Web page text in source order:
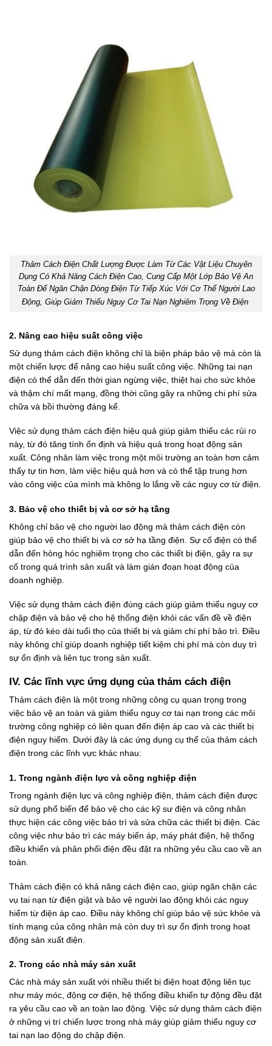
Thảm Cách Điện Chất Lượng Được Làm Từ Các Vật Liệu Chuyên
Dụng Có Khả Năng Cách Điện Cao, Cung Cấp Một Lớp Bảo Vệ An
Toàn Để Ngăn Chặn Dòng Điện Từ Tiếp Xúc Với Cơ Thể Người Lao
Động, Giúp Giảm Thiểu Nguy Cơ Tai Nạn Nghiêm Trọng Về Điện
2. Nâng cao hiệu suất công việc
Sử dụng thảm cách điện không chỉ là biện pháp bảo vệ mà còn là
một chiến lược để nâng cao hiệu suất công việc. Những tai nạn
điện có thể dẫn đến thời gian ngừng việc, thiệt hại cho sức khỏe
và thậm chí mất mạng, đồng thời cũng gây ra những chi phí sửa
chữa và bồi thường đáng kể.
Việc sử dụng thảm cách điện hiệu quả giúp giảm thiểu các rủi ro
này, từ đó tăng tính ổn định và hiệu quả trong hoạt động sản
xuất. Công nhân làm việc trong một môi trường an toàn hơn cảm
thấy tự tin hơn, làm việc hiệu quả hơn và có thể tập trung hơn
vào công việc của mình mà không lo lắng về các nguy cơ từ điện.
3. Bảo vệ cho thiết bị và cơ sở hạ tầng
Không chỉ bảo vệ cho người lao động mà thảm cách điện còn
giúp bảo vệ cho thiết bị và cơ sở hạ tầng điện. Sự cố điện có thể
dẫn đến hỏng hóc nghiêm trọng cho các thiết bị điện, gây ra sự
cố trong quá trình sản xuất và làm gián đoạn hoạt động của
doanh nghiệp.
Việc sử dụng thảm cách điện đúng cách giúp giảm thiểu nguy cơ
chập điện và bảo vệ cho hệ thống điện khỏi các vấn đề về điện
áp, từ đó kéo dài tuổi thọ của thiết bị và giảm chi phí bảo trì. Điều
này không chỉ giúp doanh nghiệp tiết kiệm chi phí mà còn duy trì
sự ổn định và liên tục trong sản xuất.
IV. Các lĩnh vực ứng dụng của thảm cách điện
Thảm cách điện là một trong những công cụ quan trọng trong
việc bảo vệ an toàn và giảm thiểu nguy cơ tai nạn trong các môi
trường công nghiệp có liên quan đến điện áp cao và các thiết bị
điện nguy hiểm. Dưới đây là các ứng dụng cụ thể của thảm cách
điện trong các lĩnh vực khác nhau:
1. Trong ngành điện lực và công nghiệp điện
Trong ngành điện lực và công nghiệp điện, thảm cách điện được
sử dụng phổ biến để bảo vệ cho các kỹ sư điện và công nhân
thực hiện các công việc bảo trì và sửa chữa các thiết bị điện. Các
công việc như bảo trì các máy biến áp, máy phát điện, hệ thống
điều khiển và phân phối điện đều đặt ra những yêu cầu cao về an
toàn.
Thảm cách điện có khả năng cách điện cao, giúp ngăn chặn các
vụ tai nạn từ điện giật và bảo vệ người lao động khỏi các nguy
hiểm từ điện áp cao. Điều này không chỉ giúp bảo vệ sức khỏe và
tính mạng của công nhân mà còn duy trì sự ổn định trong hoạt
động sản xuất điện.
2. Trong các nhà máy sản xuất
Các nhà máy sản xuất với nhiều thiết bị điện hoạt động liên tục
như máy móc, động cơ điện, hệ thống điều khiển tự động đều đặt
ra yêu cầu cao về an toàn lao động. Việc sử dụng thảm cách điện
ở những vị trí chiến lược trong nhà máy giúp giảm thiểu nguy cơ
tai nạn lao động do chập điện.